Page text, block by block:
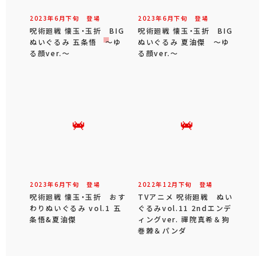
2023年6 月下旬 登場
呪術廻戦 懐玉・玉折 BIG
ぬいぐるみ 五条悟 ～ゆ
る顔ver.～
2023年6 月下旬 登場
呪術廻戦 懐玉・玉折 BIG
ぬいぐるみ 夏油傑 ～ゆ
る顔ver.～
2023年6 月下旬 登場
呪術廻戦 懐玉・玉折 おす
わりぬいぐるみ vol.1 五
条悟&夏油傑
2022年 12 月 下旬 登場
TVアニメ 呪術廻戦 ぬい
ぐるみvol.11 2ndエンデ
ィングver. 禪院真希＆狗
巻棘＆パンダ